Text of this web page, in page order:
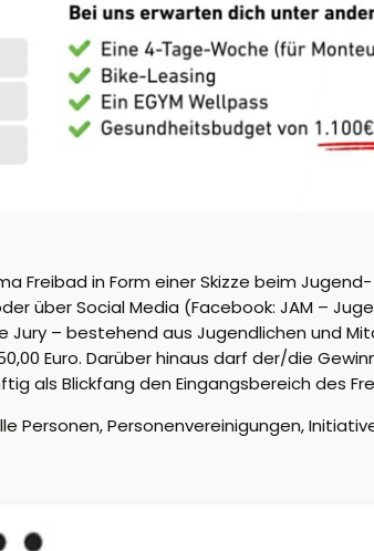
Freibad in Form einer Skizze beim
über Social Media (Facebook: JAM –
– bestehend aus Jugendlichen und
Euro. Darüber hinaus darf der/die
als Blickfang den Eingangsbereich des
Personenvereinigungen,